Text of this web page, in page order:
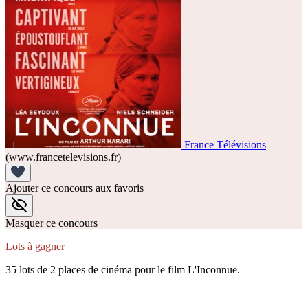
France Télévisions
(www.francetelevisions.fr)
Ajouter ce concours aux favoris
Masquer ce concours
Lots à gagner
35 lots de 2 places de cinéma pour le film L'Inconnue.